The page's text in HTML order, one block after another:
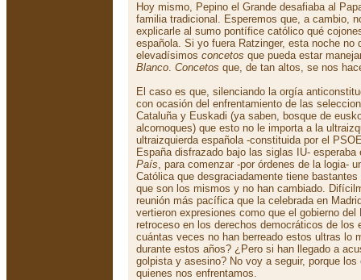
Hoy mismo, Pepino el Grande desafiaba al
familia tradicional. Esperemos que, a cambio,
explicarle al sumo pontífice católico qué
española. Si yo fuera Ratzinger, esta noche no
elevadísimos concetos que pueda estar
Blanco. Concetos que, de tan altos, se nos
El caso es que, silenciando la orgía
con ocasión del enfrentamiento de las
Cataluña y Euskadi (ya saben, bosque de
alcornoques) que esto no le importa a la
ultraizquierda española -constituida por el
España disfrazado bajo las siglas IU-
País, para comenzar -por órdenes de la logia-
Católica que desgraciadamente tiene
que son los mismos y no han cambiado.
reunión más pacífica que la celebrada en
vertieron expresiones como que el gobierno
retroceso en los derechos democráticos de los
cuántas veces no han berreado estos ultras lo
durante estos años? ¿Pero si han llegado a
golpista y asesino? No voy a seguir, porque
quienes nos enfrentamos.